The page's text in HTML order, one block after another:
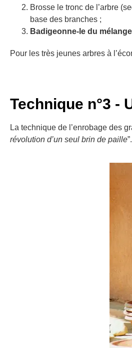
Brosse le tronc de l’arbre
base des branches ;
Badigeonne-le du
Pour les très jeunes arbres à
Technique n°3 -
La technique de l’enrobage des
révolution d’un seul brin de paille”.